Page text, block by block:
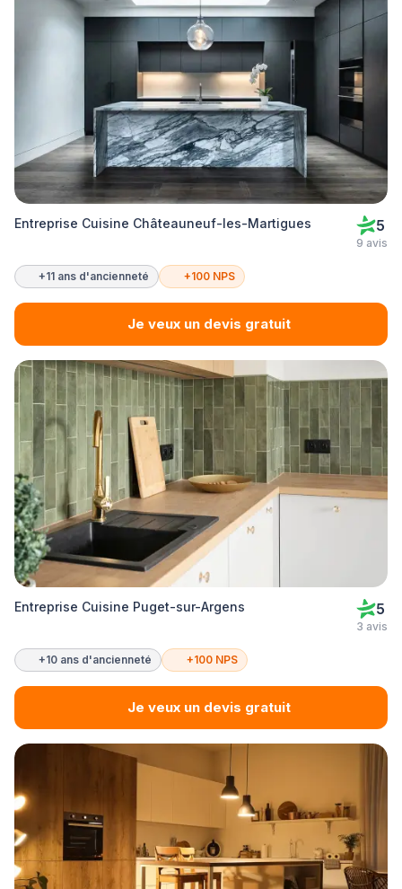
Entreprise Cuisine Châteauneuf-les-Martigues 5
9 avis
+11 ans d'ancienneté +100 NPS
Je veux un devis gratuit
Entreprise Cuisine Puget-sur-Argens 5
3 avis
+10 ans d'ancienneté +100 NPS
Je veux un devis gratuit